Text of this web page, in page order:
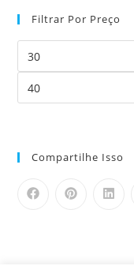
Filtrar Por Preço
Compartilhe Isso